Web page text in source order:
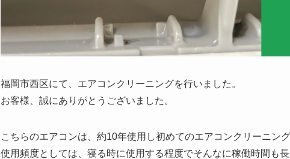
福岡市西区にて、エアコンクリーニングを行いました。
お客様、誠にありがとうございました。
こちらのエアコンは、約10年使用し初めてのエアコンクリーニング
使用頻度としては、寝る時に使用する程度でそんなに稼働時間も